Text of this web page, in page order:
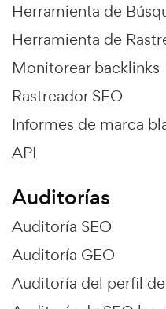
Herramienta de
Herramienta de
Monitorear backlinks
Rastreador SEO
Informes de marca
API
Auditorías
Auditoría SEO
Auditoría GEO
Auditoría del perfil